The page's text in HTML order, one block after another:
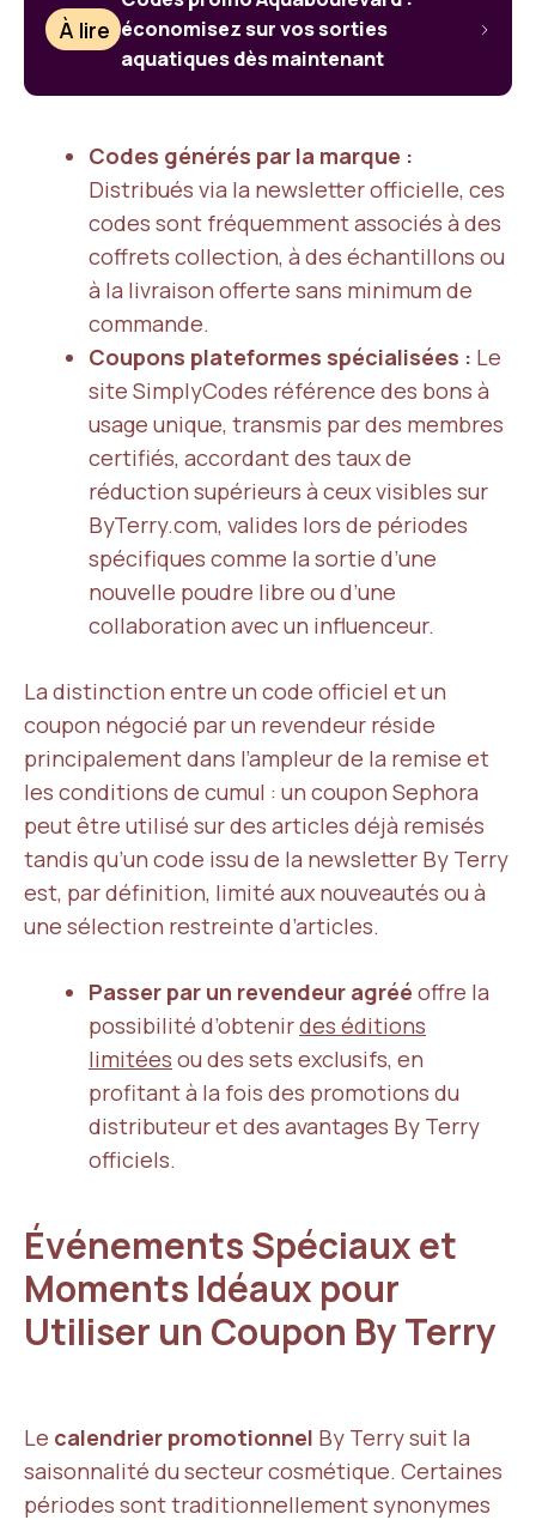
À lire économisez sur vos sorties
aquatiques dès maintenant
Codes générés par la marque :
Distribués via la newsletter officielle, ces
codes sont fréquemment associés à des
coffrets collection, à des échantillons ou
à la livraison offerte sans minimum de
commande.
Coupons plateformes spécialisées : Le
site SimplyCodes référence des bons à
usage unique, transmis par des membres
certifiés, accordant des taux de
réduction supérieurs à ceux visibles sur
ByTerry.com, valides lors de périodes
spécifiques comme la sortie d’une
nouvelle poudre libre ou d’une
collaboration avec un influenceur.
La distinction entre un code officiel et un
coupon négocié par un revendeur réside
principalement dans l’ampleur de la remise et
les conditions de cumul : un coupon Sephora
peut être utilisé sur des articles déjà remisés
tandis qu’un code issu de la newsletter By Terry
est, par définition, limité aux nouveautés ou à
une sélection restreinte d’articles.
Passer par un revendeur agréé offre la
possibilité d’obtenirdes éditions
limitées ou des sets exclusifs, en
profitant à la fois des promotions du
distributeur et des avantages By Terry
officiels.
Événements Spéciaux et
Moments Idéaux pour
Utiliser un Coupon By Terry
Le calendrier promotionnel By Terry suit la
saisonnalité du secteur cosmétique. Certaines
périodes sont traditionnellement synonymes